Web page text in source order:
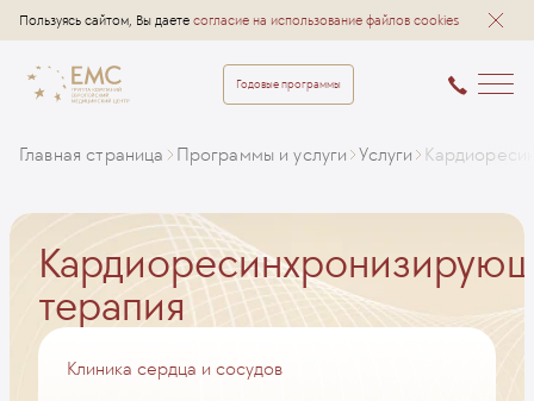
Пользуясь сайтом, Вы даете согласие на использование файлов cookies
Годовые программы
Главная страница Программы и услуги Услуги
терапия
Клиника сердца и сосудов